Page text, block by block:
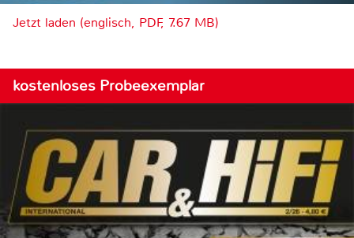
Jetzt laden (englisch, PDF, 7.67 MB)
kostenloses Probeexemplar